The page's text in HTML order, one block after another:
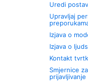
Uredi
Upravljaj
Izjava o
Izjava o
Kontakt
Smjernice
prijavljivanje